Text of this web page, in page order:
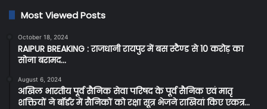
Most Viewed Posts
October 18, 2024
RAIPUR BREAKING : राजधानी रायपुर में बस स्टैण्ड से 10 करोड़ का
सोना बरामद…
August 6, 2024
अखिल भारतीय पूर्व सैनिक सेवा परिषद के पूर्व सैनिक एवं मातृ
शक्तियों ने बॉर्डर में सैनिकों को रक्षा सूत्र भेजने राखियां किए एकत्र…